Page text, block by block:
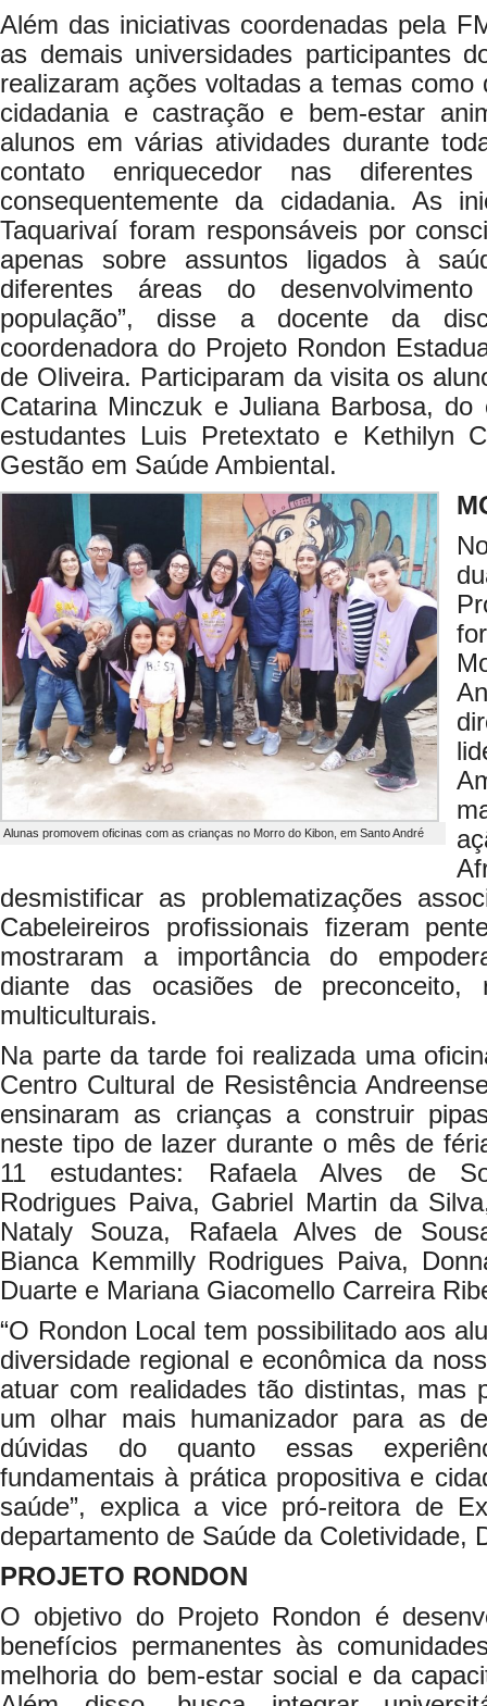
Além das iniciativas coordenadas pela
as demais universidades participantes
realizaram ações voltadas a temas como
cidadania e castração e bem-estar
alunos em várias atividades durante
contato enriquecedor nas
consequentemente da cidadania. As
Taquarivaí foram responsáveis por
apenas sobre assuntos ligados à
diferentes áreas do
população”, disse a docente da
coordenadora do Projeto Rondon
de Oliveira. Participaram da visita os
Catarina Minczuk e Juliana Barbosa,
estudantes Luis Pretextato e Kethilyn
Gestão em Saúde Ambiental.
Alunas promovem oficinas com as crianças no Morro do Kibon, em Santo André
desmistificar as problematizações
Cabeleireiros profissionais fizeram
mostraram a importância do
diante das ocasiões de preconceito,
multiculturais.
Na parte da tarde foi realizada uma
Centro Cultural de Resistência
ensinaram as crianças a construir
neste tipo de lazer durante o mês de
11 estudantes: Rafaela Alves de
Rodrigues Paiva, Gabriel Martin da
Nataly Souza, Rafaela Alves de
Bianca Kemmilly Rodrigues Paiva,
Duarte e Mariana Giacomello Carreira
“O Rondon Local tem possibilitado aos
diversidade regional e econômica da
atuar com realidades tão distintas, mas
um olhar mais humanizador para as
dúvidas do quanto essas
fundamentais à prática propositiva e
saúde”, explica a vice pró-reitora de
departamento de Saúde da Coletividade,
PROJETO RONDON
O objetivo do Projeto Rondon é
benefícios permanentes às
melhoria do bem-estar social e da